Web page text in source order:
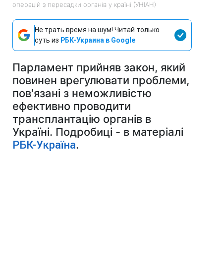
операцій з пересадки органів у країні (УНІАН)
Не трать время на шум! Читай только
суть из РБК-Украина в Google
Парламент прийняв закон, який
повинен врегулювати проблеми,
пов'язані з неможливістю
ефективно проводити
трансплантацію органів в
Україні. Подробиці - в матеріалі
РБК-Україна.